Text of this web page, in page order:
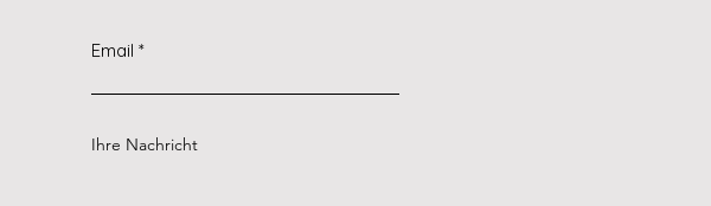
Email
Ihre Nachricht